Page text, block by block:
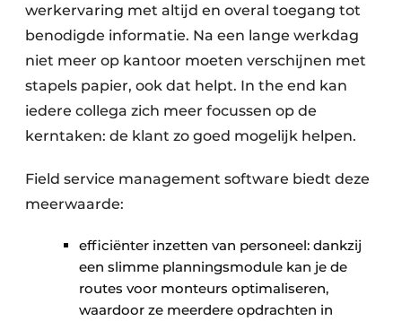
werkervaring met altijd en overal toegang tot
benodigde informatie. Na een lange werkdag
niet meer op kantoor moeten verschijnen met
stapels papier, ook dat helpt. In the end kan
iedere collega zich meer focussen op de
kerntaken: de klant zo goed mogelijk helpen.
Field service management software biedt deze
meerwaarde:
efficiënter inzetten van personeel: dankzij
een slimme planningsmodule kan je de
routes voor monteurs optimaliseren,
waardoor ze meerdere opdrachten in